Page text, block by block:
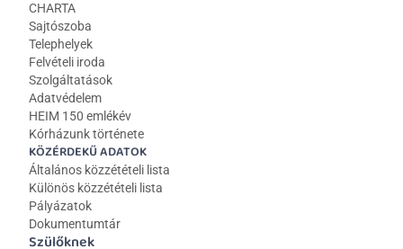
CHARTA
Sajtószoba
Telephelyek
Felvételi iroda
Szolgáltatások
Adatvédelem
HEIM 150 emlékév
Kórházunk története
KÖZÉRDEKŰ ADATOK
Általános közzétételi lista
Különös közzétételi lista
Pályázatok
Dokumentumtár
Szülőknek